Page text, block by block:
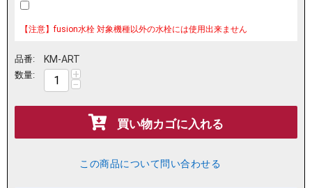
【注意】fusion水栓 対象機種以外の水栓には使用出来ません
品番: KM-ART
数量: +
−
買い物カゴに入れる
この商品について問い合わせる